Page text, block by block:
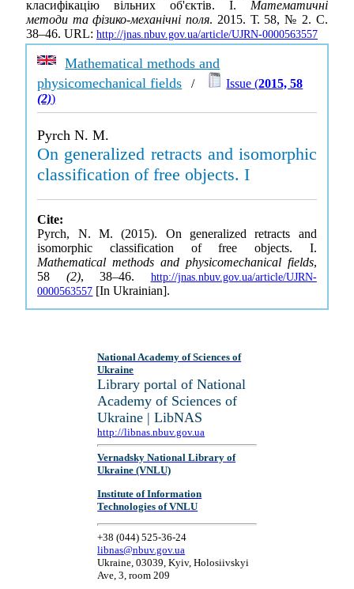
класифікацію вільних об'єктів. I. Математичні
методи та фізико-механічні поля. 2015. Т. 58, № 2. С.
38–46. URL: http://jnas.nbuv.gov.ua/article/UJRN-0000563557
Mathematical methods and
physicomechanical fields / Issue (2015, 58
(2))
Pyrch N. M.
On generalized retracts and isomorphic
classification of free objects. I
Cite:
Pyrch, N. M. (2015). On generalized retracts and
isomorphic classification of free objects. I.
Mathematical methods and physicomechanical fields,
58 (2), 38–46. http://jnas.nbuv.gov.ua/article/UJRN-
0000563557 [In Ukrainian].
National Academy of Sciences of
Ukraine
Library portal of National
Academy of Sciences of
Ukraine | LibNAS
http://libnas.nbuv.gov.ua
Vernadsky National Library of
Ukraine (VNLU)
Institute of Information
Technologies of VNLU
+38 (044) 525-36-24
libnas@nbuv.gov.ua
Ukraine, 03039, Kyiv, Holosiivskyi
Ave, 3, room 209